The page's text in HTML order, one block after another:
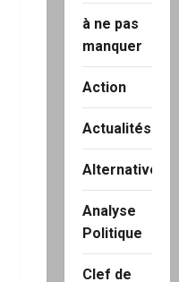
à ne pas
manquer
Action
Actualités
Alternatives
Analyse
Politique
Clef de